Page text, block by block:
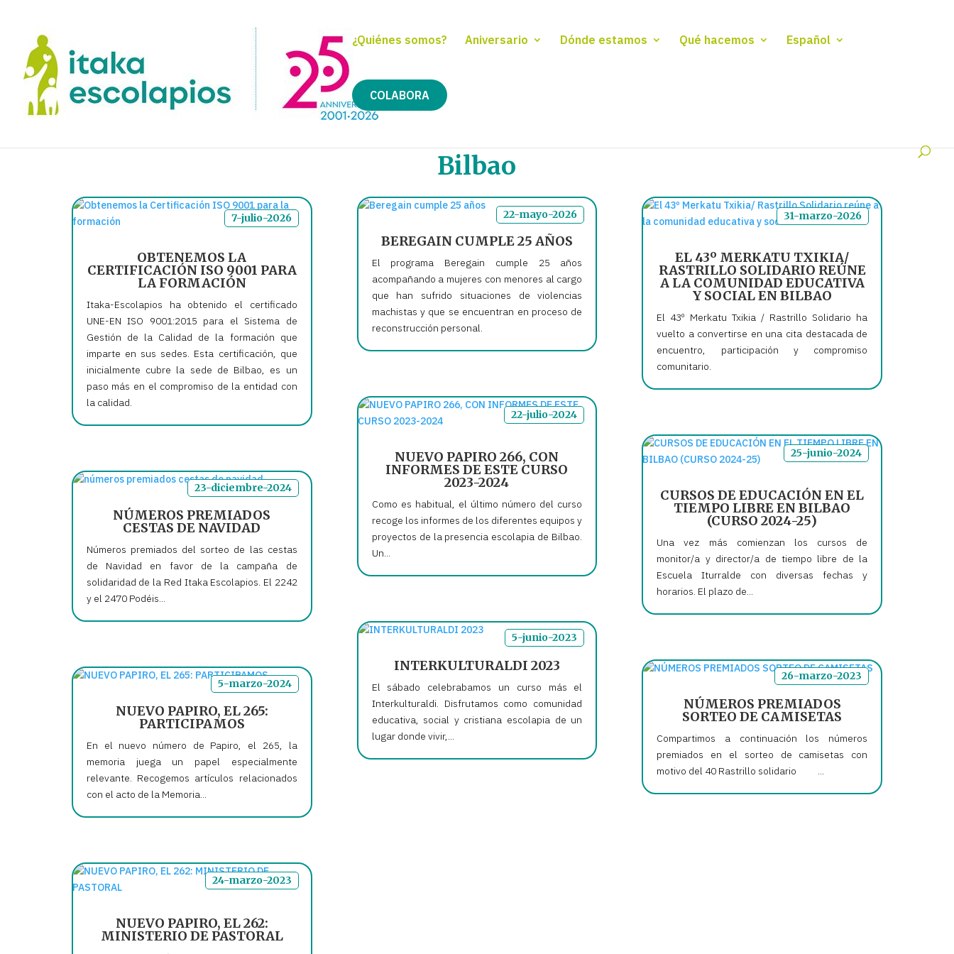
¿Quiénes somos? Aniversario Dónde estamos Qué hacemos Español
COLABORA
Bilbao
OBTENEMOS LA
CERTIFICACIÓN ISO 9001 PARA
LA FORMACIÓN
7-julio-2026
Itaka-Escolapios ha obtenido el certificado
UNE-EN ISO 9001:2015 para el Sistema de
Gestión de la Calidad de la formación que
imparte en sus sedes. Esta certificación, que
inicialmente cubre la sede de Bilbao, es un
paso más en el compromiso de la entidad con
la calidad.
NÚMEROS PREMIADOS
CESTAS DE NAVIDAD
23-diciembre-2024
Números premiados del sorteo de las cestas
de Navidad en favor de la campaña de
solidaridad de la Red Itaka Escolapios. El 2242
y el 2470 Podéis...
NUEVO PAPIRO, EL 265:
PARTICIPAMOS
5-marzo-2024
En el nuevo número de Papiro, el 265, la
memoria juega un papel especialmente
relevante. Recogemos artículos relacionados
con el acto de la Memoria...
NUEVO PAPIRO, EL 262:
MINISTERIO DE PASTORAL
24-marzo-2023
BEREGAIN CUMPLE 25 AÑOS
22-mayo-2026
El programa Beregain cumple 25 años
acompañando a mujeres con menores al cargo
que han sufrido situaciones de violencias
machistas y que se encuentran en proceso de
reconstrucción personal.
NUEVO PAPIRO 266, CON
INFORMES DE ESTE CURSO
2023-2024
22-julio-2024
Como es habitual, el último número del curso
recoge los informes de los diferentes equipos y
proyectos de la presencia escolapia de Bilbao.
Un...
INTERKULTURALDI 2023
5-junio-2023
El sábado celebrabamos un curso más el
Interkulturaldi. Disfrutamos como comunidad
educativa, social y cristiana escolapia de un
lugar donde vivir,...
EL 43º MERKATU TXIKIA/
RASTRILLO SOLIDARIO REÚNE
A LA COMUNIDAD EDUCATIVA
Y SOCIAL EN BILBAO
31-marzo-2026
El 43º Merkatu Txikia / Rastrillo Solidario ha
vuelto a convertirse en una cita destacada de
encuentro, participación y compromiso
comunitario.
CURSOS DE EDUCACIÓN EN EL
TIEMPO LIBRE EN BILBAO
(CURSO 2024-25)
25-junio-2024
Una vez más comienzan los cursos de
monitor/a y director/a de tiempo libre de la
Escuela Iturralde con diversas fechas y
horarios. El plazo de...
NÚMEROS PREMIADOS
SORTEO DE CAMISETAS
26-marzo-2023
Compartimos a continuación los números
premiados en el sorteo de camisetas con
motivo del 40 Rastrillo solidario ...